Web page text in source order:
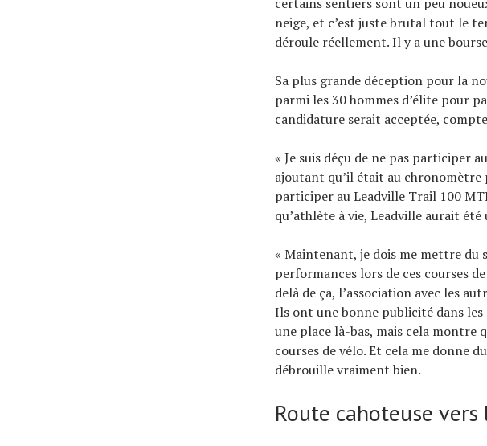
neige, et c’est juste brutal tout le
déroule réellement. Il y a une
Sa plus grande déception pour la
parmi les 30 hommes d’élite pour
candidature serait acceptée,
« Je suis déçu de ne pas participer
ajoutant qu’il était au chronomètre
participer au Leadville Trail 100
qu’athlète à vie, Leadville aurait
« Maintenant, je dois me mettre du
performances lors de ces courses
delà de ça, l’association avec les
Ils ont une bonne publicité dans les
une place là-bas, mais cela montre
courses de vélo. Et cela me donne
débrouille vraiment bien.
Route cahoteuse